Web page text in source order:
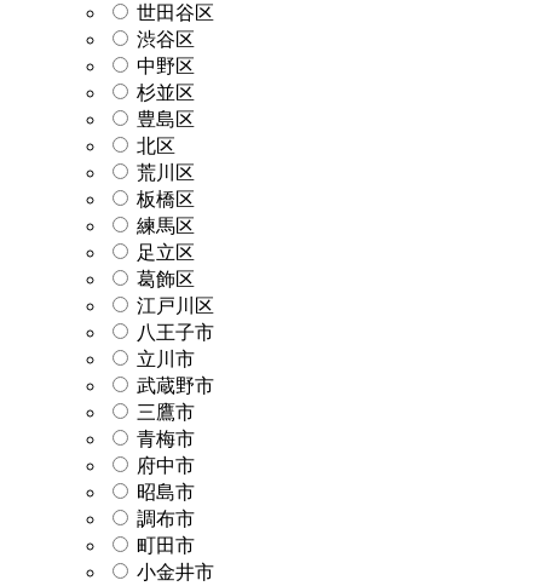
世田谷区
渋谷区
中野区
杉並区
豊島区
北区
荒川区
板橋区
練馬区
足立区
葛飾区
江戸川区
八王子市
立川市
武蔵野市
三鷹市
青梅市
府中市
昭島市
調布市
町田市
小金井市